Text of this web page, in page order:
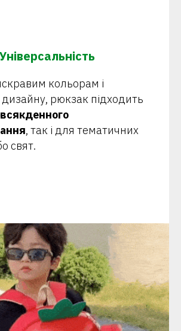
Універсальність
кольорам і
рюкзак підходить
, так і для тематичних
свят.